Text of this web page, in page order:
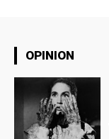
OPINION